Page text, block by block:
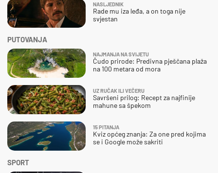
SPORT
NASLJEDNIK
Rade mu iza leđa, a on toga nije
svjestan
PUTOVANJA
NAJMANJA NA SVIJETU
Čudo prirode: Predivna pješčana plaža
na 100 metara od mora
UZ RUČAK ILI VEČERU
Savršeni prilog: Recept za najfinije
mahune sa špekom
15 PITANJA
Kviz općeg znanja: Za one pred kojima
se i Google može sakriti